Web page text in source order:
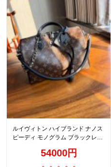
ルイヴィトン ハイブランド ナノス
ピーディ モノグラム ブラックレザ
品質レプリカ54000円